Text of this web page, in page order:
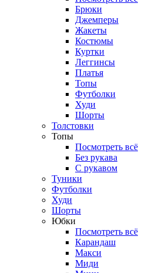
Брюки
Джемперы
Жакеты
Костюмы
Куртки
Леггинсы
Платья
Топы
Футболки
Худи
Шорты
Толстовки
Топы
Посмотреть всё
Без рукава
С рукавом
Туники
Футболки
Худи
Шорты
Юбки
Посмотреть всё
Карандаш
Макси
Миди